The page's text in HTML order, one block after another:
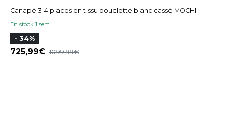
Canapé 3-4 places en tissu bouclette blanc cassé MOCHI
En stock 1 sem
- 34%
725,99 1099,99